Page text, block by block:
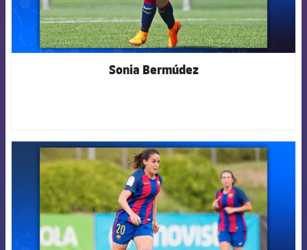
Sonia Bermúdez
FCB Barcelona badge